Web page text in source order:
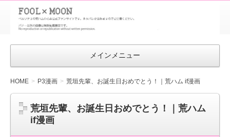
FOOL×MOON
｜ペルソナ
3 荒ハム中
メインメニュー
HOME P3漫画 荒垣先輩、お誕生日おめでとう！｜荒ハム if漫画
荒垣先輩、お誕生日おめでとう！｜荒ハム
if漫画